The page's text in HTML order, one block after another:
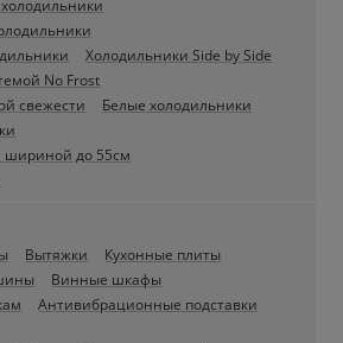
Холодильники Side by Side
No Frost
свежести
Белые холодильники
шириной до 55см
Вытяжки
Кухонные плиты
Винные шкафы
Антивибрационные подставки